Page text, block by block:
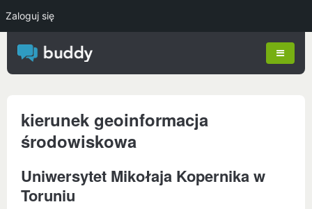
kierunek geoinformacja
środowiskowa
Uniwersytet Mikołaja Kopernika w
Toruniu
Zaloguj się